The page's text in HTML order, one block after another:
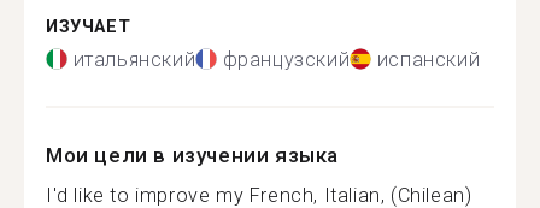
ИЗУЧАЕТ
итальянский французский испанский
Мои цели в изучении языка
I'd like to improve my French, Italian, (Chilean)